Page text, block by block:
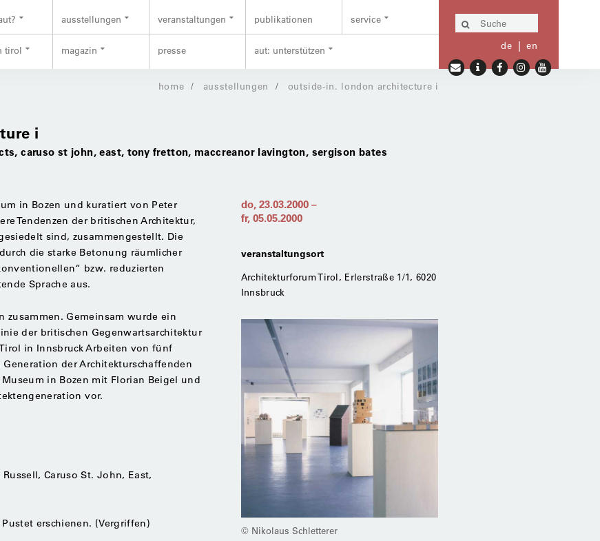
de en
ausstellungen veranstaltungen publikationen service
tirol magazin presse aut: unterstützen
home ausstellungen outside-in. london architecture i
i
caruso st john, east, tony fretton, maccreanor lavington, sergison bates
do, 23.03.2000–
fr, 05.05.2000
veranstaltungsort
Architekturforum Tirol, Erlerstraße 1/1, 6020
Innsbruck
© Nikolaus Schletterer
in Bozen und kuratiert von Peter
Tendenzen der britischen Architektur,
sind, zusammengestellt. Die
die starke Betonung räumlicher
bzw. reduzierten
Sprache aus.
zusammen. Gemeinsam wurde ein
der britischen Gegenwartsarchitektur
in Innsbruck Arbeiten von fünf
der Architekturschaffenden
in Bozen mit Florian Beigel und
vor.
Caruso St. John, East,
erschienen. (Vergriffen)